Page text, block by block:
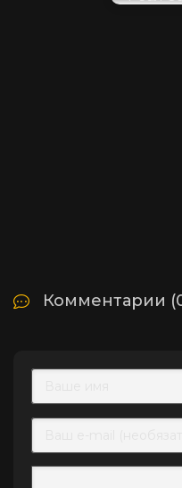
Комментарии